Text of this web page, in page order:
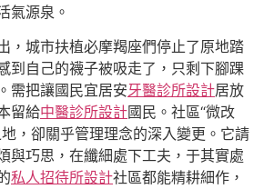
氣源泉。
，城市扶植必摩羯座們停止了原地踏
到自己的襪子被吸走了，只剩下腳踝
需把讓國民宜居安牙醫診所設計居放
留給中醫診所設計國民。社區“微改
，卻關乎管理理念的深入變更。它請
與巧思，在纖細處下工夫，于其實處
私人招待所設計社區都能精耕細作，